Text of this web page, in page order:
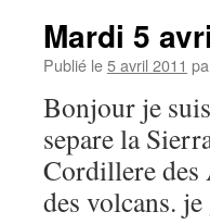
Mardi 5
Publié le5 avril 2011
Bonjour je
separe la
Cordillere des
des volcans.